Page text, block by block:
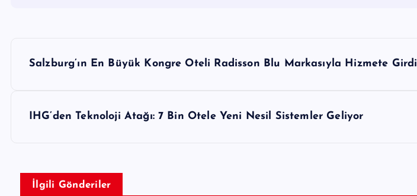
Salzburg’ın En Büyük Kongre Oteli Radisson Blu Markasıyla Hizmete Girdi
IHG’den Teknoloji Atağı: 7 Bin Otele Yeni Nesil Sistemler Geliyor
İlgili Gönderiler